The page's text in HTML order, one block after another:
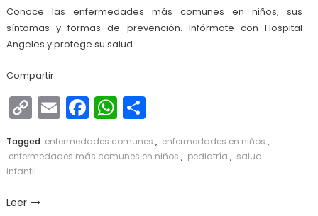
Conoce las enfermedades más comunes en niños, sus
síntomas y formas de prevención. Infórmate con Hospital
Angeles y protege su salud.
Compartir:
Copy
Link
EmailFacebook
WhatsApp
Compartir
Tagged enfermedades comunes , enfermedades en niños ,
enfermedades más comunes en niños , pediatría , salud
infantil
Leer